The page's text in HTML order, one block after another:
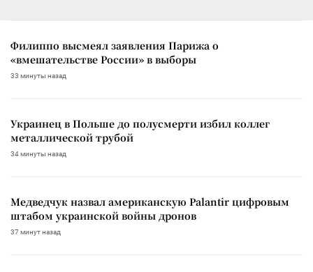
Филиппо высмеял заявления Парижа о
«вмешательстве России» в выборы
33 минуты назад
Украинец в Польше до полусмерти избил коллег
металлической трубой
34 минуты назад
Медведчук назвал американскую Palantir цифровым
штабом украинской войны дронов
37 минут назад